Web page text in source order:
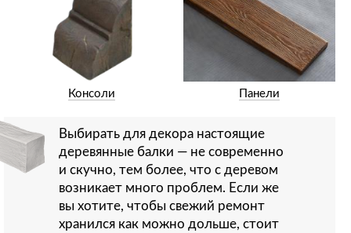
Консоли Панели
Выбирать для декора настоящие
деревянные балки — не современно
и скучно, тем более, что с деревом
возникает много проблем. Если же
вы хотите, чтобы свежий ремонт
хранился как можно дольше, стоит